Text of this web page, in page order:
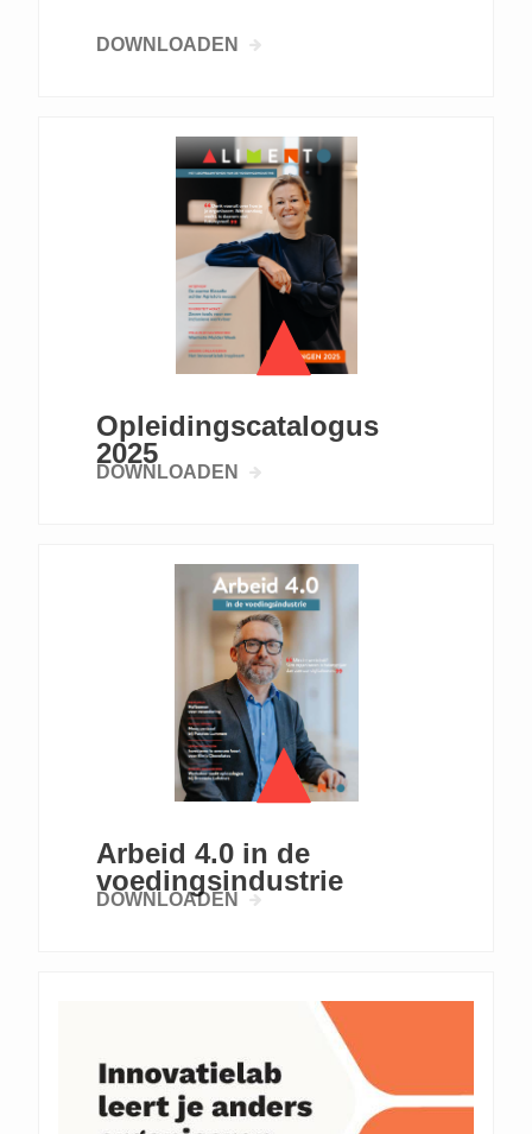
DOWNLOADEN
Opleidingscatalogus
2025
DOWNLOADEN
Arbeid 4.0 in de
voedingsindustrie
DOWNLOADEN